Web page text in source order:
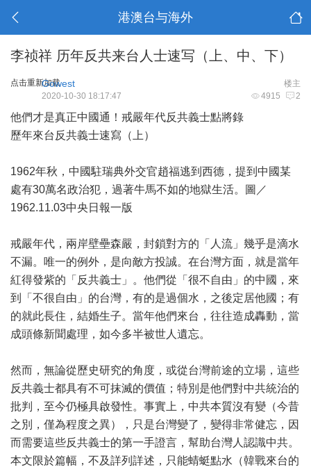
港澳台与海外
李祯祥 历年反共来台人士速写（上、中、下）
点击重新加载 楼主
Gowest
4915 2
2020-10-30 18:17:47
他們才是真正中國通！戒嚴年代反共義士點將錄
歷年來台反共義士速寫（上）
1962年秋，中國駐瑞典外交官趙福逃到西德，提到中國某
處有30萬名政治犯，過著牛馬不如的地獄生活。圖／
1962.11.03中央日報一版
戒嚴年代，兩岸壁壘森嚴，封鎖對方的「人流」幾乎是滴水
不漏。唯一的例外，是向敵方投誠。在台灣方面，就是當年
紅得發紫的「反共義士」。他們從「很不自由」的中國，來
到「不很自由」的台灣，有的是過個水，之後定居他國；有
的就此長住，結婚生子。當年他們來台，往往造成轟動，當
成頭條新聞處理，如今多半被世人遺忘。
然而，無論從歷史研究的角度，或從台灣前途的立場，這些
反共義士都具有不可抹滅的價值；特別是他們對中共統治的
批判，至今仍極具啟發性。事實上，中共本質沒有變（今昔
之別，僅為程度之異），只是台灣變了，變得非常健忘，因
而需要這些反共義士的第一手證言，幫助台灣人認識中共。
本文限於篇幅，不及詳列詳述，只能蜻蜓點水（韓戰來台的